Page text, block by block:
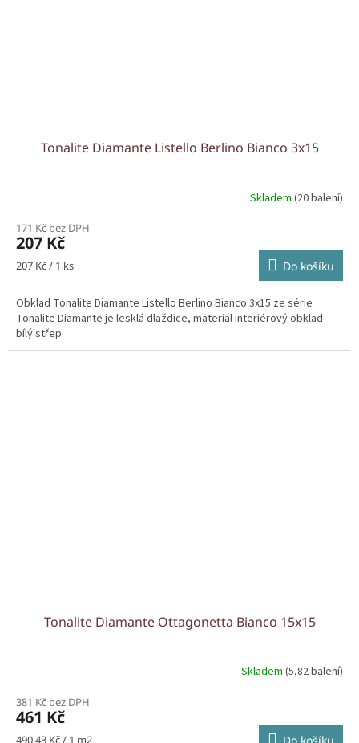
Tonalite Diamante Listello Berlino Bianco 3x15
Skladem (20 balení)
171 Kč bez DPH
207 Kč
Měrná
207 Kč / 1 ks Do košíku
Obklad Tonalite Diamante Listello Berlino Bianco 3x15 ze série
Tonalite Diamante je lesklá dlaždice, materiál interiérový obklad -
bílý střep.
Tonalite Diamante Ottagonetta Bianco 15x15
Skladem (5,82 balení)
381 Kč bez DPH
461 Kč
Měrná
490,43 Kč / 1 m2